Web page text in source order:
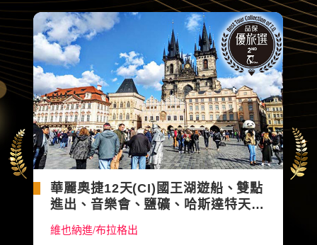
華麗奧捷12天(CI)國王湖遊船、雙點
進出、音樂會、鹽礦、哈斯達特天空
步道、米其林、6晚五星&湖區飯店
維也納進/布拉格出